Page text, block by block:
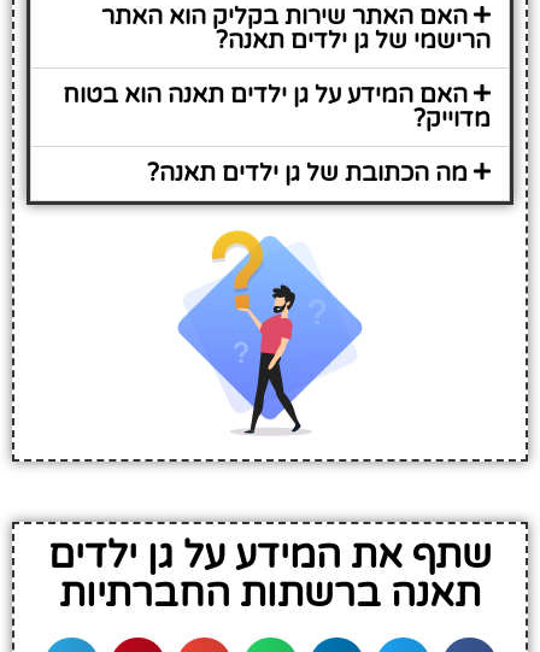
האם האתר שירות בקליק הוא האתר
הרישמי של גן ילדים תאנה?
האם המידע על גן ילדים תאנה הוא בטוח
מדוייק?
מה הכתובת של גן ילדים תאנה?
שתף את המידע על גן ילדים
תאנה ברשתות החברתיות